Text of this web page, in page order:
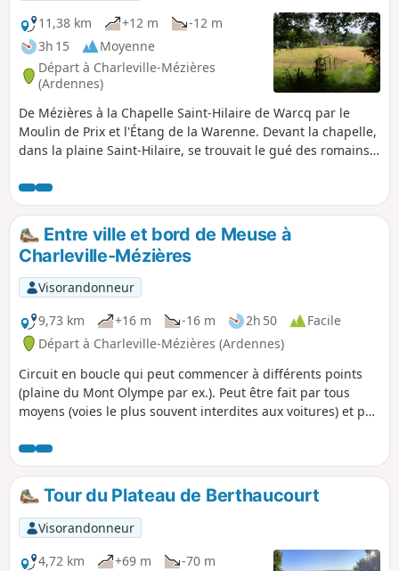
11,38 km
+12 m
-12 m
3h 15
Moyenne
Départ à Charleville-Mézières
(Ardennes)
De Mézières à la Chapelle Saint-Hilaire de Warcq par le
Moulin de Prix et l'Étang de la Warenne. Devant la chapelle,
dans la plaine Saint-Hilaire, se trouvait le gué des romains
Ardennaises, 04/2020), Cette boucle de 11,5 km, facile et
avec une orientation facile, visite le Moulin de Prix-les
Mézières, la Tour de l’Eau à Warcq et l'Étang de la Warenne.
Entre ville et bord de Meuse à
Charleville-Mézières
Visorandonneur
9,73 km
+16 m -16 m 2h 50
Facile
Départ à Charleville-Mézières (Ardennes)
Circuit en boucle qui peut commencer à différents points
(plaine du Mont Olympe par ex.). Peut être fait par tous
moyens (voies le plus souvent interdites aux voitures) et par
avec des enfants (faible dénivelé) et offre des aires de
pique-nique à plusieurs endroits. L'orientation est facile.
Tour du Plateau de Berthaucourt
Visorandonneur
4,72 km
+69 m
-70 m